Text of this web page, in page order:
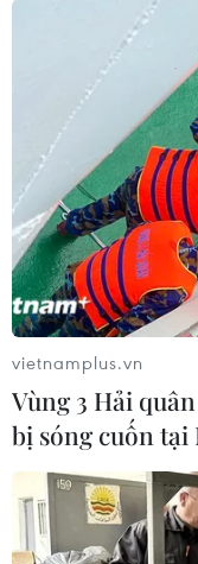
vietnamplus.vn
Vùng 3 Hải
bị sóng cuốn tại